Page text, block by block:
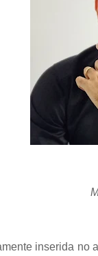
inserida no